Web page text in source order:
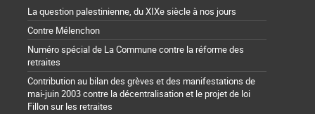
La question palestinienne, du XIXe siècle à nos jours
Contre Mélenchon
Numéro spécial de La Commune contre la réforme des
retraites
Contribution au bilan des grèves et des manifestations de
mai-juin 2003 contre la décentralisation et le projet de loi
Fillon sur les retraites